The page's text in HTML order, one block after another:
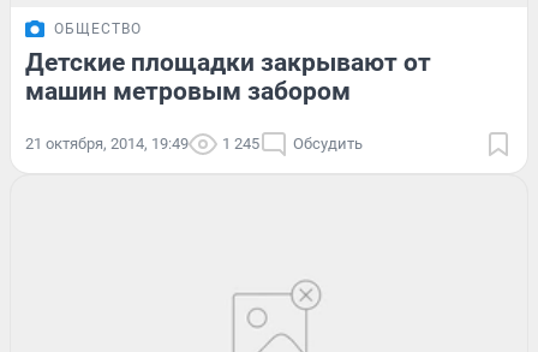
ОБЩЕСТВО
Детские площадки закрывают от
машин метровым забором
21 октября, 2014, 19:49 1 245 Обсудить